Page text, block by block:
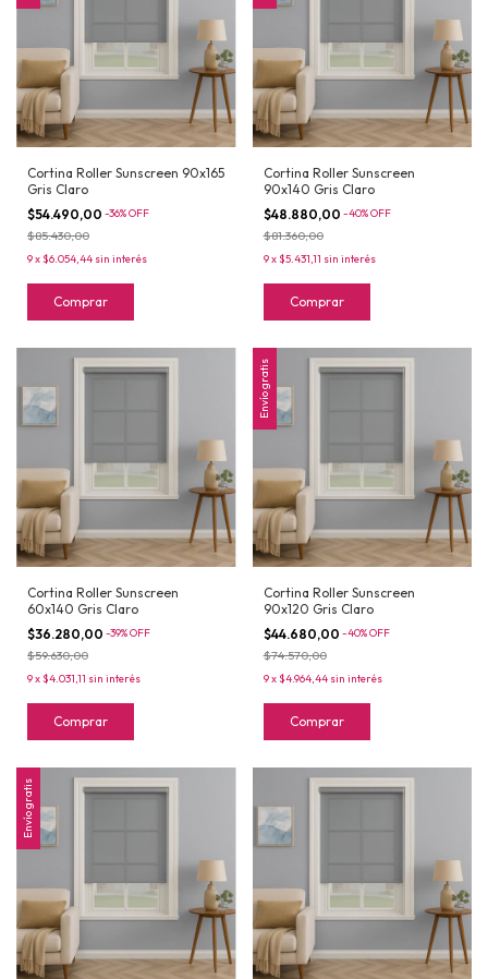
Cortina Roller Sunscreen 90x165
Gris Claro
$54.490,00 -36%OFF
$85.430,00
9x$6.054,44 sin interés
Comprar
Cortina Roller Sunscreen
90x140 Gris Claro
$48.880,00 -40%OFF
$81.360,00
9x$5.431,11 sin interés
Comprar
Cortina Roller Sunscreen
60x140 Gris Claro
$36.280,00 -39%OFF
$59.630,00
9x$4.031,11 sin interés
Comprar
Envío gratis
Cortina Roller Sunscreen
90x120 Gris Claro
$44.680,00 -40%OFF
$74.570,00
9x$4.964,44 sin interés
Comprar
Envío gratis